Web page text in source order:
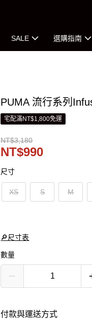
SALE 選購指南
PUMA 流行系列
宅配滿NT$1,800免運
NT$3,180
NT$990
尺寸
XS S M
🔎尺寸表
數量
付款與運送方式